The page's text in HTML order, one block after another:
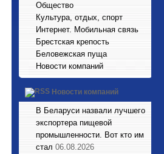
Общество
Культура, отдых, спорт
Интернет. Мобильная связь
Брестская крепость
Беловежская пуща
Новости компаний
Новости компаний
В Беларуси назвали лучшего
экспортера пищевой
промышленности. Вот кто им
стал 06.08.2026